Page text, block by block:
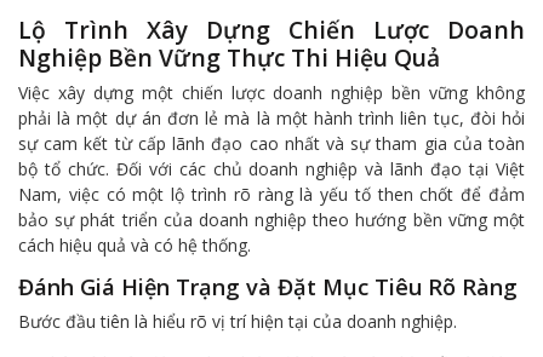
Lộ Trình Xây Dựng Chiến Lược Doanh
Nghiệp Bền Vững Thực Thi Hiệu Quả
Việc xây dựng một chiến lược doanh nghiệp bền vững không
phải là một dự án đơn lẻ mà là một hành trình liên tục, đòi hỏi
sự cam kết từ cấp lãnh đạo cao nhất và sự tham gia của toàn
bộ tổ chức. Đối với các chủ doanh nghiệp và lãnh đạo tại Việt
Nam, việc có một lộ trình rõ ràng là yếu tố then chốt để đảm
bảo sự phát triển của doanh nghiệp theo hướng bền vững một
cách hiệu quả và có hệ thống.
Đánh Giá Hiện Trạng và Đặt Mục Tiêu Rõ Ràng
Bước đầu tiên là hiểu rõ vị trí hiện tại của doanh nghiệp.